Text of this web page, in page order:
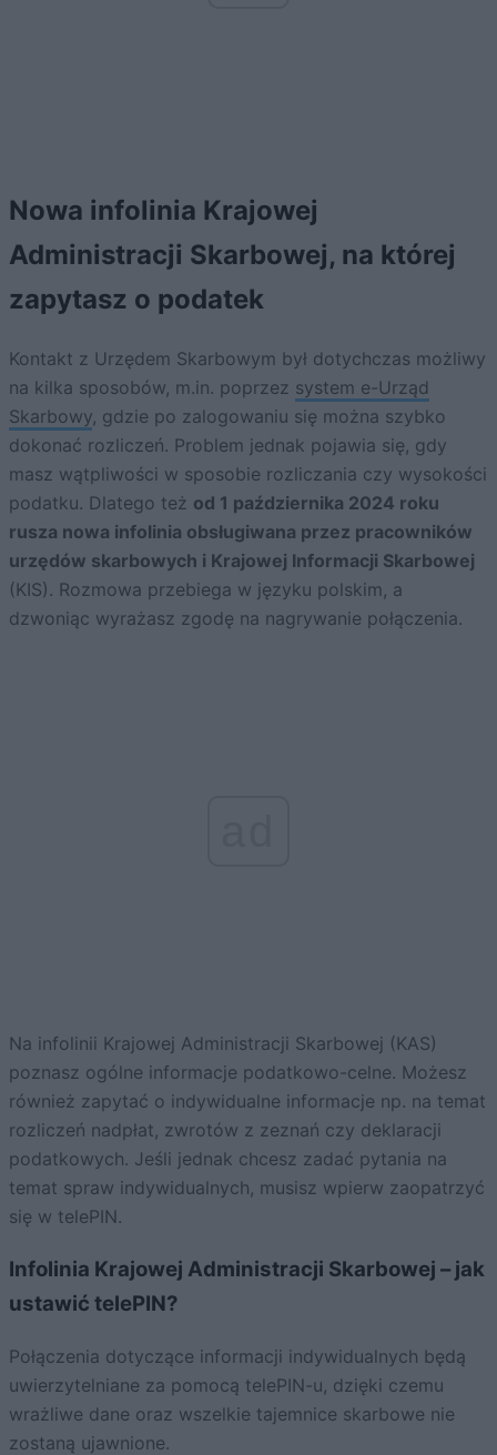
Nowa infolinia Krajowej
Administracji Skarbowej, na której
zapytasz o podatek
Kontakt z Urzędem Skarbowym był dotychczas możliwy
na kilka sposobów, m.in. poprzez system e-Urząd
Skarbowy, gdzie po zalogowaniu się można szybko
dokonać rozliczeń. Problem jednak pojawia się, gdy
masz wątpliwości w sposobie rozliczania czy wysokości
podatku. Dlatego też od 1 października 2024 roku
rusza nowa infolinia obsługiwana przez pracowników
urzędów skarbowych i Krajowej Informacji Skarbowej
(KIS). Rozmowa przebiega w języku polskim, a
dzwoniąc wyrażasz zgodę na nagrywanie połączenia.
Na infolinii Krajowej Administracji Skarbowej (KAS)
poznasz ogólne informacje podatkowo-celne. Możesz
również zapytać o indywidualne informacje np. na temat
rozliczeń nadpłat, zwrotów z zeznań czy deklaracji
podatkowych. Jeśli jednak chcesz zadać pytania na
temat spraw indywidualnych, musisz wpierw zaopatrzyć
się w telePIN.
Infolinia Krajowej Administracji Skarbowej – jak
ustawić telePIN?
Połączenia dotyczące informacji indywidualnych będą
uwierzytelniane za pomocą telePIN-u, dzięki czemu
wrażliwe dane oraz wszelkie tajemnice skarbowe nie
zostaną ujawnione.